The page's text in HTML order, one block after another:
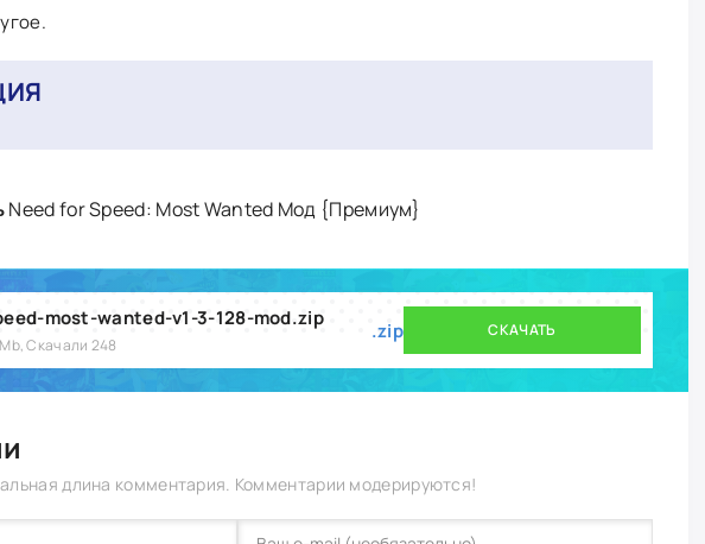
Need for Speed: Most Wanted Мод {Премиум}
most-wanted-v1-3-128-mod.zip
Скачали 248
.zip СКАЧАТЬ
длина комментария. Комментарии модерируются!